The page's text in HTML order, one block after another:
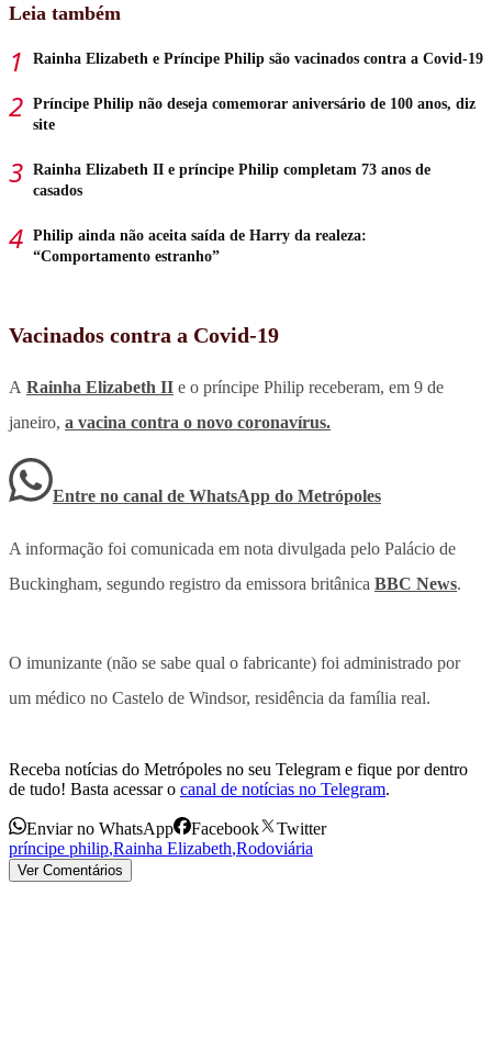
Leia também
Rainha Elizabeth e Príncipe Philip são vacinados contra a Covid-19
Príncipe Philip não deseja comemorar aniversário de 100 anos, diz
site
Rainha Elizabeth II e príncipe Philip completam 73 anos de
casados
Philip ainda não aceita saída de Harry da realeza:
“Comportamento estranho”
Vacinados contra a Covid-19
A Rainha Elizabeth II e o príncipe Philip receberam, em 9 de
janeiro, a vacina contra o novo coronavírus.
Entre no canal de WhatsApp do Metrópoles
A informação foi comunicada em nota divulgada pelo Palácio de
Buckingham, segundo registro da emissora britânica BBC News.
O imunizante (não se sabe qual o fabricante) foi administrado por
um médico no Castelo de Windsor, residência da família real.
Receba notícias do Metrópoles no seu Telegram e fique por dentro
de tudo! Basta acessar o canal de notícias no Telegram.
Enviar no WhatsApp Facebook
Twitter
príncipe philip,Rainha Elizabeth,Rodoviária
Ver Comentários